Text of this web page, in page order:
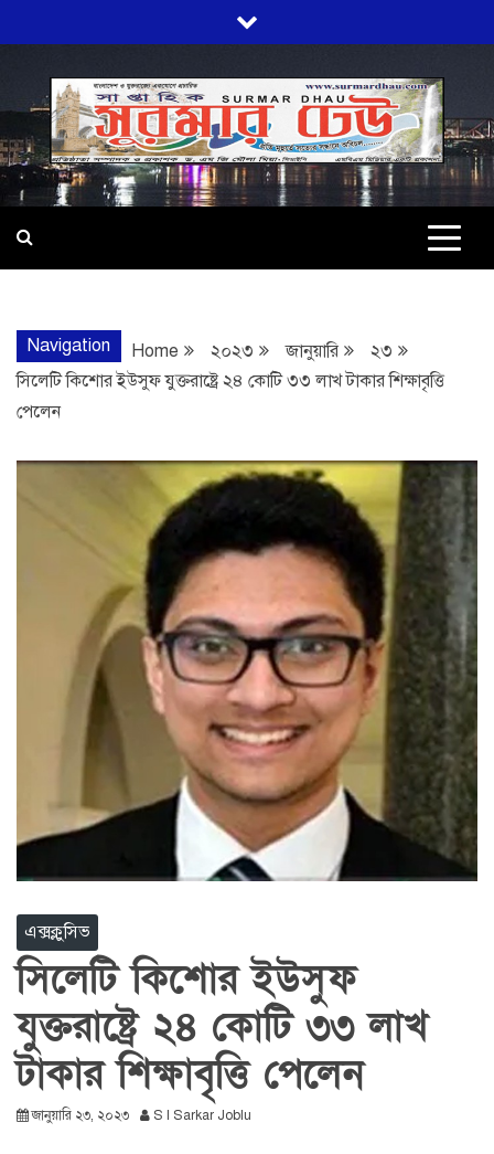
to
content
প্রতি মূহুর্তে সত্যের সন্ধানে অবিচল…
Navigation Home ২০২৩ জানুয়ারি
২৩
সিলেটি কিশোর ইউসুফ যুক্তরাষ্ট্রে ২৪ কোটি ৩৩ লাখ টাকার শিক্ষাবৃত্তি
পেলেন
এক্সক্লুসিভ
সিলেটি কিশোর ইউসুফ
যুক্তরাষ্ট্রে ২৪ কোটি ৩৩ লাখ
টাকার শিক্ষাবৃত্তি পেলেন
জানুয়ারি ২৩, ২০২৩ S I Sarkar Joblu